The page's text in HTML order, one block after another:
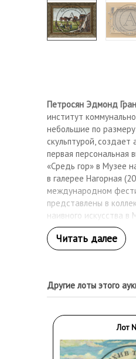
Петросян Эдмонд
институт
небольшие по
скульптурой,
первая персональная
«Средь гор» в Музее
в галерее Нагорная
международном
представлены в
наивного искусства в
искусств в Шуши
в частных коллекциях
Другие лоты этого
Лот